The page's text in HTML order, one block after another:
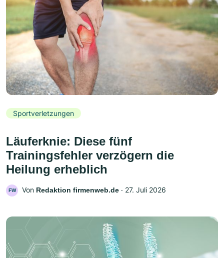
Sportverletzungen
Läuferknie: Diese fünf
Trainingsfehler verzögern die
Heilung erheblich
FW Von Redaktion firmenweb.de ‧ 27. Juli 2026